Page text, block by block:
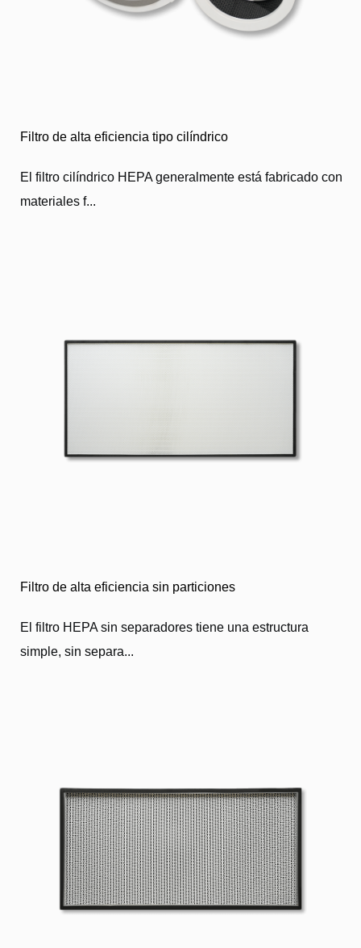
Filtro de alta eficiencia tipo cilíndrico
El filtro cilíndrico HEPA generalmente está fabricado con
materiales f...
Filtro de alta eficiencia sin particiones
El filtro HEPA sin separadores tiene una estructura
simple, sin separa...